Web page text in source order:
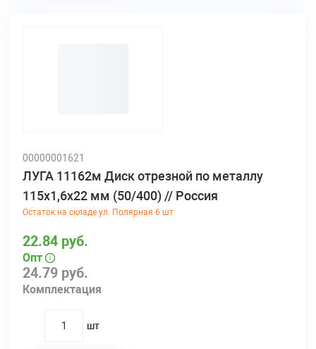
00000001621
ЛУГА 11162м Диск отрезной по металлу
115х1,6х22 мм (50/400) // Россия
Остаток на складе ул. Полярная 6 шт
24.79 руб.
Комплектация
22.84 руб.
Опт
quantity
шт